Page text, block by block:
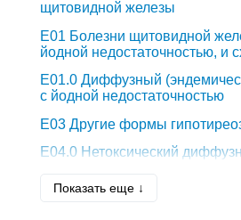
щитовидной железы
E01 Болезни щитовидной
йодной недостаточностью, и
E01.0 Диффузный
с йодной недостаточностью
E03 Другие формы
E04.0 Нетоксический
E05.9
Показать еще ↓